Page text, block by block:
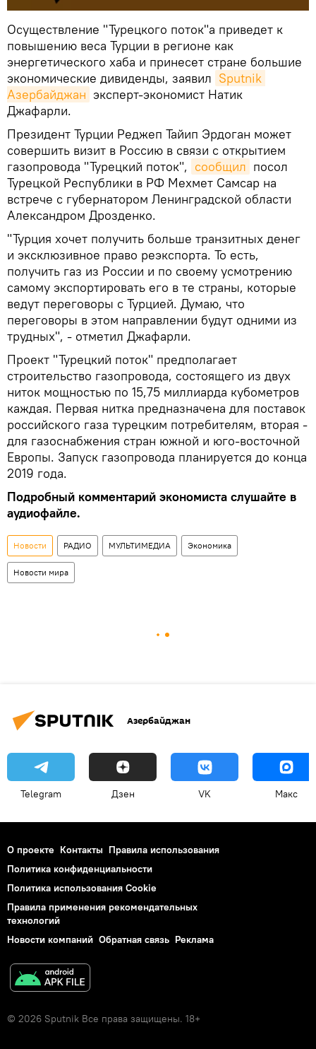
Осуществление "Турецкого поток"а приведет к
повышению веса Турции в регионе как
энергетического хаба и принесет стране большие
экономические дивиденды, заявил Sputnik
Азербайджан эксперт-экономист Натик
Джафарли.
Президент Турции Реджеп Тайип Эрдоган может
совершить визит в Россию в связи с открытием
газопровода "Турецкий поток", сообщил посол
Турецкой Республики в РФ Мехмет Самсар на
встрече с губернатором Ленинградской области
Александром Дрозденко.
"Турция хочет получить больше транзитных денег
и эксклюзивное право реэкспорта. То есть,
получить газ из России и по своему усмотрению
самому экспортировать его в те страны, которые
ведут переговоры с Турцией. Думаю, что
переговоры в этом направлении будут одними из
трудных", - отметил Джафарли.
Проект "Турецкий поток" предполагает
строительство газопровода, состоящего из двух
ниток мощностью по 15,75 миллиарда кубометров
каждая. Первая нитка предназначена для поставок
российского газа турецким потребителям, вторая -
для газоснабжения стран южной и юго-восточной
Европы. Запуск газопровода планируется до конца
2019 года.
Подробный комментарий экономиста слушайте в
аудиофайле.
Новости РАДИО МУЛЬТИМЕДИА Экономика
Новости мира
Азербайджан
Telegram Дзен VK Макс
О проекте Контакты Правила использования
Политика конфиденциальности
Политика использования Cookie
Правила применения рекомендательных
технологий
Новости компаний Обратная связь Реклама
© 2026 Sputnik Все права защищены. 18+